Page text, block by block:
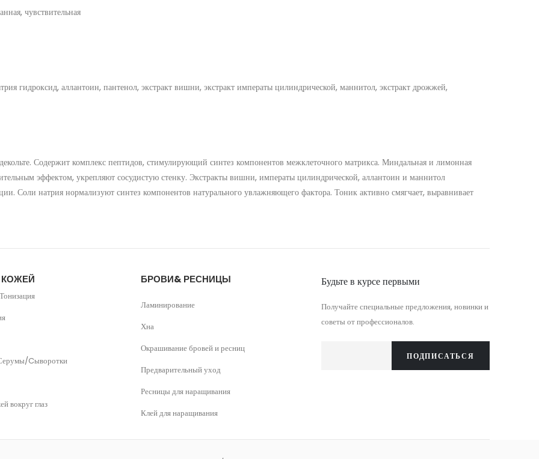
чувствительная
гидроксид, аллантоин, пантенол, экстракт вишни, экстракт императы цилиндрической, маннитол, экстракт дрожжей,
Содержит комплекс пептидов, стимулирующий синтез компонентов межклеточного матрикса. Миндальная и лимонная
эффектом, укрепляют сосудистую стенку. Экстракты вишни, императы цилиндрической, аллантоин и маннитол
Соли натрия нормализуют синтез компонентов натурального увлажняющего фактора. Тоник активно смягчает, выравнивает
КОЖЕЙ
Cыворотки
вокруг глаз
БРОВИ& РЕСНИЦЫ
Ламинирование
Хна
Окрашивание бровей и ресниц
Предварительный уход
Ресницы для наращивания
Клей для наращивания
Будьте в курсе первыми
Получайте специальные предложения, новинки и
советы от профессионалов.
ПОДПИСАТЬСЯ